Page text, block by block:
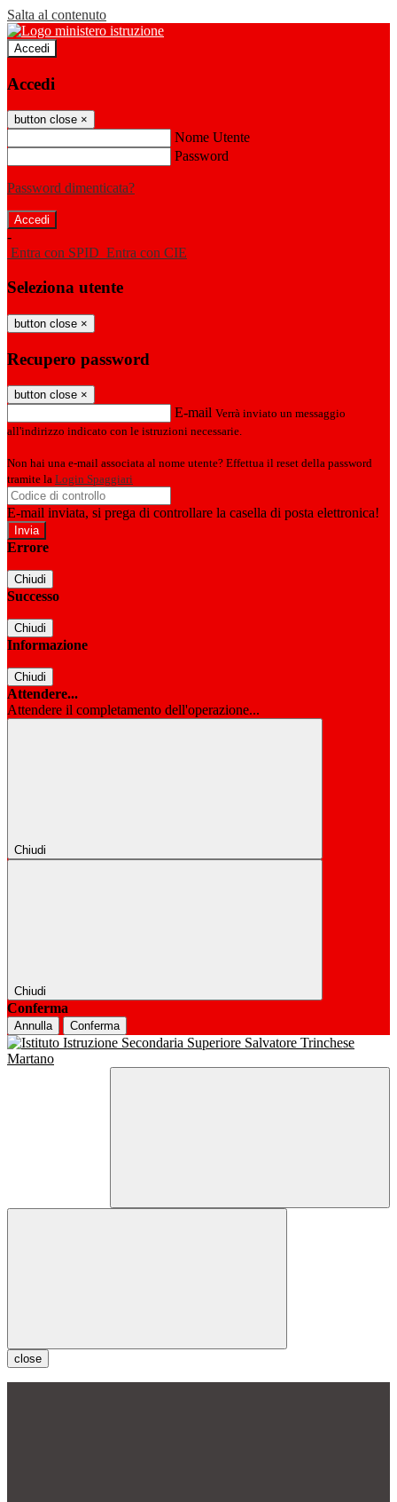
Salta al contenuto
Accedi
Accedi
button close ×
Nome Utente
Password
Password dimenticata?
-
Entra con SPID Entra con CIE
Seleziona utente
button close ×
Recupero password
button close ×
E-mail Verrà inviato un messaggio
all'indirizzo indicato con le istruzioni necessarie.
Non hai una e-mail associata al nome utente? Effettua il reset della password
tramite la Login Spaggiari
E-mail inviata, si prega di controllare la casella di posta elettronica!
Errore
Chiudi
Successo
Chiudi
Informazione
Chiudi
Attendere...
Attendere il completamento dell'operazione...
Chiudi
Chiudi
Conferma
Annulla Conferma
close